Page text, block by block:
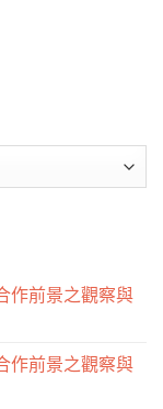
作前景之觀察與
作前景之觀察與